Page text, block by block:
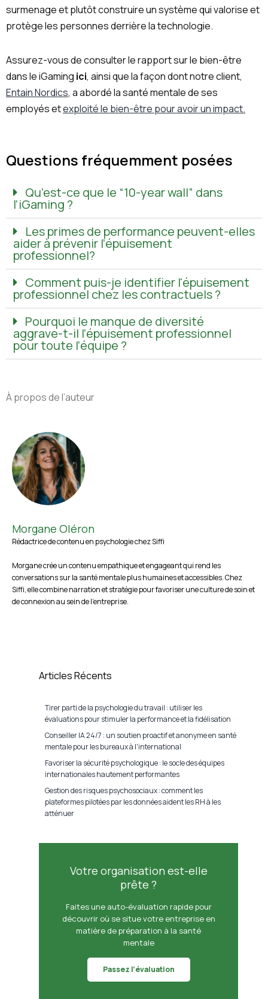
surmenage et plutôt construire un système qui valorise et
protège les personnes derrière la technologie.
Assurez-vous de consulter le rapport sur le bien-être
dans le iGaming ici, ainsi que la façon dont notre client,
Entain Nordics, a abordé la santé mentale de ses
employés etexploité le bien-être pour avoir un impact.
Questions fréquemment posées
Qu’est-ce que le “10-year wall” dans
l’iGaming ?
Les primes de performance peuvent-elles
aider à prévenir l’épuisement
professionnel?
Comment puis-je identifier l'épuisement
professionnel chez les contractuels ?
Pourquoi le manque de diversité
aggrave-t-il l’épuisement professionnel
pour toute l’équipe ?
À propos de l’auteur
Morgane Oléron
Rédactrice de contenu en psychologie chez Siffi
Morgane crée un contenu empathique et engageant qui rend les
conversations sur la santé mentale plus humaines et accessibles. Chez
Siffi, elle combine narration et stratégie pour favoriser une culture de soin et
de connexion au sein de l’entreprise.
Articles Récents
Tirer parti de la psychologie du travail : utiliser les
évaluations pour stimuler la performance et la fidélisation
Conseiller IA 24/7 : un soutien proactif et anonyme en santé
mentale pour les bureaux à l'international
Favoriser la sécurité psychologique : le socle des équipes
internationales hautement performantes
Gestion des risques psychosociaux : comment les
plateformes pilotées par les données aident les RH à les
atténuer
Votre organisation est-elle
prête ?
Faites une auto-évaluation rapide pour
découvrir où se situe votre entreprise en
matière de préparation à la santé
mentale
Passez l’évaluation